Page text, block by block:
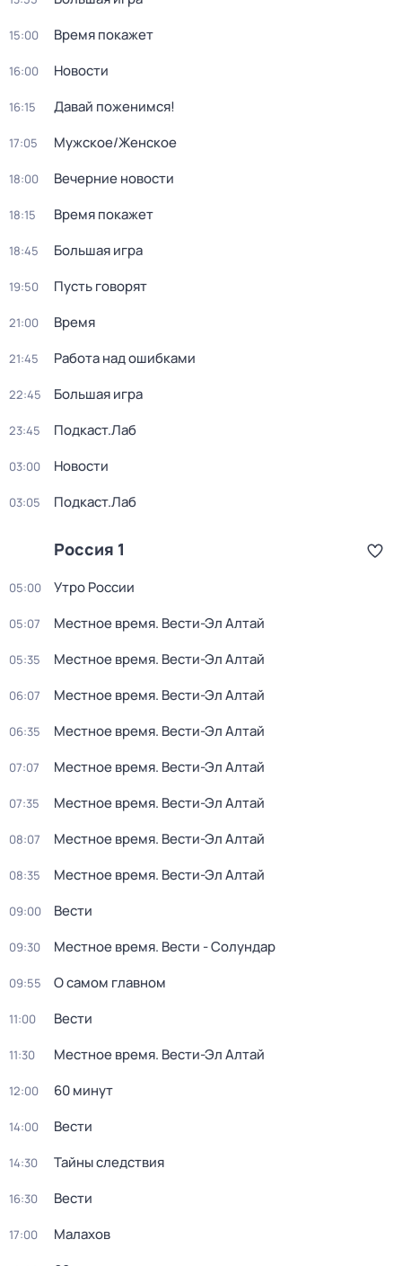
15:00 Время покажет
16:00 Новости
16:15 Давай поженимся!
17:05 Мужское/Женское
18:00 Вечерние новости
18:15 Время покажет
18:45 Большая игра
19:50 Пусть говорят
21:00 Время
21:45 Работа над ошибками
22:45 Большая игра
23:45 Подкаст.Лаб
03:00 Новости
03:05 Подкаст.Лаб
Россия 1
05:00 Утро России
05:07 Местное время. Вести-Эл Алтай
05:35 Местное время. Вести-Эл Алтай
06:07 Местное время. Вести-Эл Алтай
06:35 Местное время. Вести-Эл Алтай
07:07 Местное время. Вести-Эл Алтай
07:35 Местное время. Вести-Эл Алтай
08:07 Местное время. Вести-Эл Алтай
08:35 Местное время. Вести-Эл Алтай
09:00 Вести
09:30 Местное время. Вести - Солундар
09:55 О самом главном
11:00 Вести
11:30 Местное время. Вести-Эл Алтай
12:00 60 минут
14:00 Вести
14:30 Тайны следствия
16:30 Вести
17:00 Малахов